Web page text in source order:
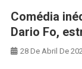
Comédia
Dario Fo,
28 De Abril De